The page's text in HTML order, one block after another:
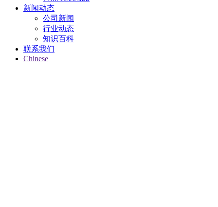
新闻动态
公司新闻
行业动态
知识百科
联系我们
Chinese